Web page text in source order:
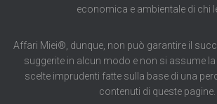
economica e ambientale di chi
Affari Miei®, dunque, non può garantire il
suggerite in alcun modo e non si assume
scelte imprudenti fatte sulla base di una
contenuti di queste pagine.